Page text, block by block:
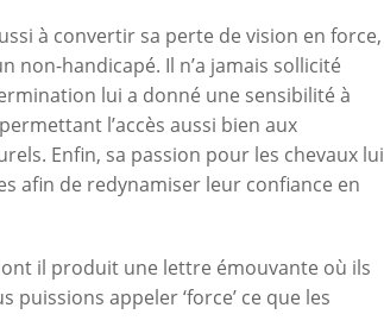
à convertir sa perte de vision en force,
non-handicapé. Il n’a jamais sollicité
lui a donné une sensibilité à
l’accès aussi bien aux
Enfin, sa passion pour les chevaux lui
afin de redynamiser leur confiance en
il produit une lettre émouvante où ils
appeler ‘force’ ce que les